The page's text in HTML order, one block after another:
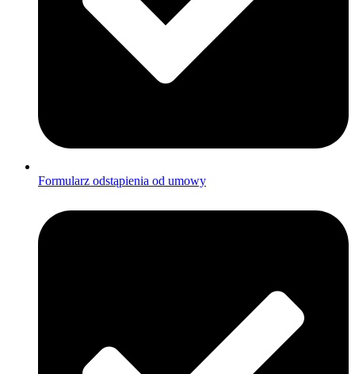
Formularz odstąpienia od umowy